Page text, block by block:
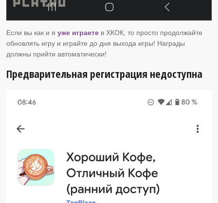
Если вы как и яуже играете в ХКОК, то просто продолжайте
обновлять игру и играйте до дня выхода игры! Награды
должны прийти автоматически!
Предварительная регистрация недоступна